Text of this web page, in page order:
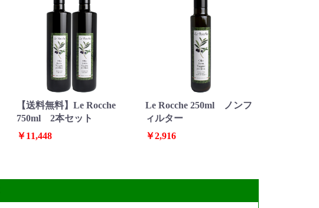
【送料無料】Le Rocche
750ml 2本セット
￥11,448
Le Rocche 250ml ノンフ
ィルター
￥2,916